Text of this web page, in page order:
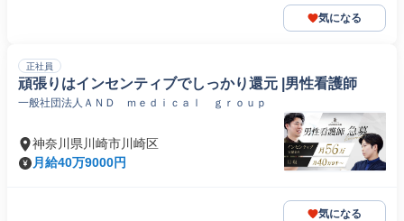
気になる
正社員
頑張りはインセンティブでしっかり還元 |男性看護師
一般社団法人ＡＮＤ ｍｅｄｉｃａｌ ｇｒｏｕｐ
神奈川県川崎市川崎区
月給40万9000円
気になる